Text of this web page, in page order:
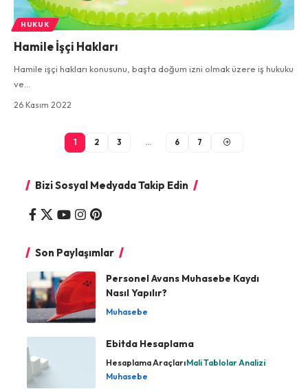
HUKUK
Hamile İşçi Hakları
Hamile işçi hakları konusunu, başta doğum izni olmak üzere iş hukuku
ve…
26 Kasım 2022
1 2 3 … 6 7
Bizi Sosyal Medyada Takip Edin
Son Paylaşımlar
Personel Avans Muhasebe Kaydı
Nasıl Yapılır?
Muhasebe
Ebitda Hesaplama
Hesaplama AraçlarıMali Tablolar Analizi
Muhasebe